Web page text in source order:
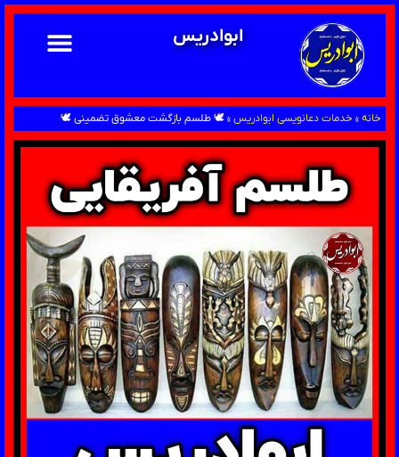
ابوادریس
خانه» خدمات دعانویسی ابوادریس»🕊 طلسم بازگشت معشوق تضمینی 🕊